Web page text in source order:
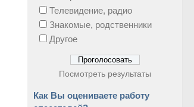
Телевидение, радио
Знакомые, родственники
Другое
Посмотреть результаты
Как Вы оцениваете работу